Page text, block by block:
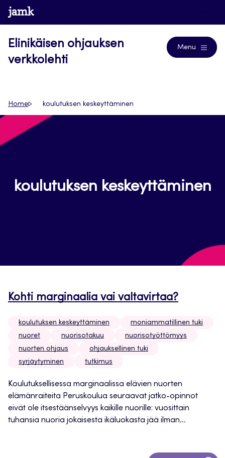
Siirry
suoraan
www.jamk.fi
Elinikäisen ohjauksen
verkkolehti
Menu
Home koulutuksen keskeyttäminen
koulutuksen keskeyttäminen
Kohti marginaalia vai valtavirtaa?
koulutuksen keskeyttäminen
moniammatillinen tuki
nuoret
nuorisotakuu
nuorisotyöttömyys
nuorten ohjaus
ohjauksellinen tuki
syrjäytyminen
tutkimus
Koulutuksellisessa marginaalissa elävien nuorten
elämänraiteita Peruskoulua seuraavat jatko-opinnot
eivät ole itsestäänselvyys kaikille nuorille: vuosittain
tuhansia nuoria jokaisesta ikäluokasta jää ilman...